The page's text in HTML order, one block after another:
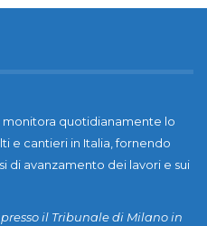
quotidianamente lo
e cantieri in Italia, fornendo
di avanzamento dei lavori e sui
il Tribunale di Milano in